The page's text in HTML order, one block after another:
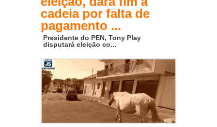
cadeia por falta de
pagamento ...
Presidente do PEN, Tony Play
disputará eleição co...